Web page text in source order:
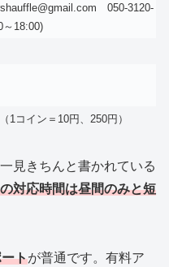
050-3120-
～18:00)
1コイン＝10円、250円）
見きちんと書かれている
対応時間は昼間のみと短
トが普通です。有料ア